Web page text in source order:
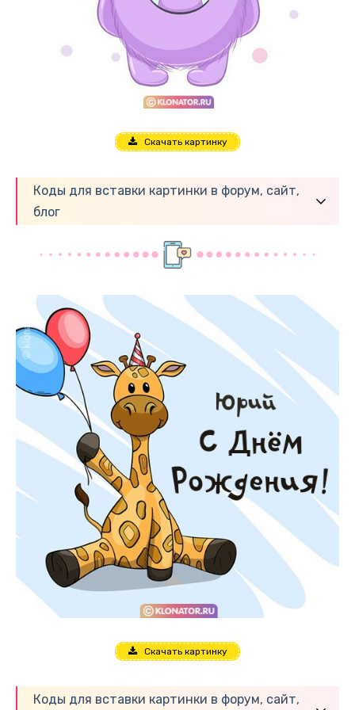
Скачать картинку
Коды для вставки картинки в форум, сайт,
блог
Скачать картинку
Коды для вставки картинки в форум, сайт,